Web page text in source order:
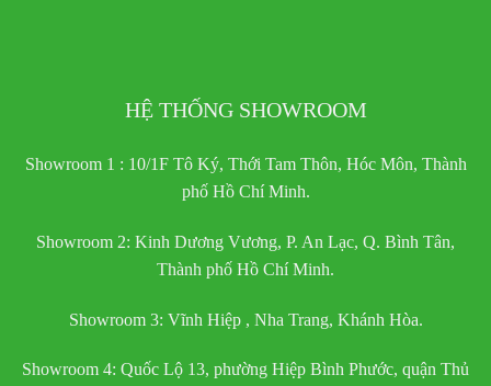
HỆ THỐNG SHOWROOM
Showroom 1 : 10/1F Tô Ký, Thới Tam Thôn, Hóc Môn, Thành
phố Hồ Chí Minh.
Showroom 2: Kinh Dương Vương, P. An Lạc, Q. Bình Tân,
Thành phố Hồ Chí Minh.
Showroom 3: Vĩnh Hiệp , Nha Trang, Khánh Hòa.
Showroom 4: Quốc Lộ 13, phường Hiệp Bình Phước, quận Thủ